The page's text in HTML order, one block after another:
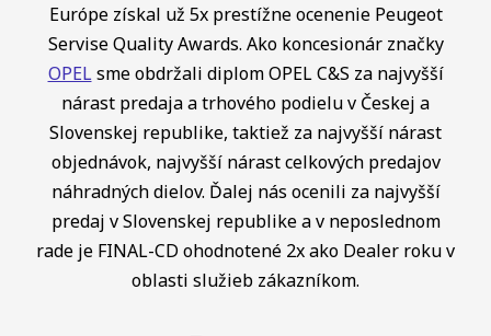
Európe získal už 5x prestížne ocenenie Peugeot
Servise Quality Awards. Ako koncesionár značky
OPELsme obdržali diplom OPEL C&S za najvyšší
nárast predaja a trhového podielu v Českej a
Slovenskej republike, taktiež za najvyšší nárast
objednávok, najvyšší nárast celkových predajov
náhradných dielov. Ďalej nás ocenili za najvyšší
predaj v Slovenskej republike a v neposlednom
rade je FINAL-CD ohodnotené 2x ako Dealer roku v
oblasti služieb zákazníkom.